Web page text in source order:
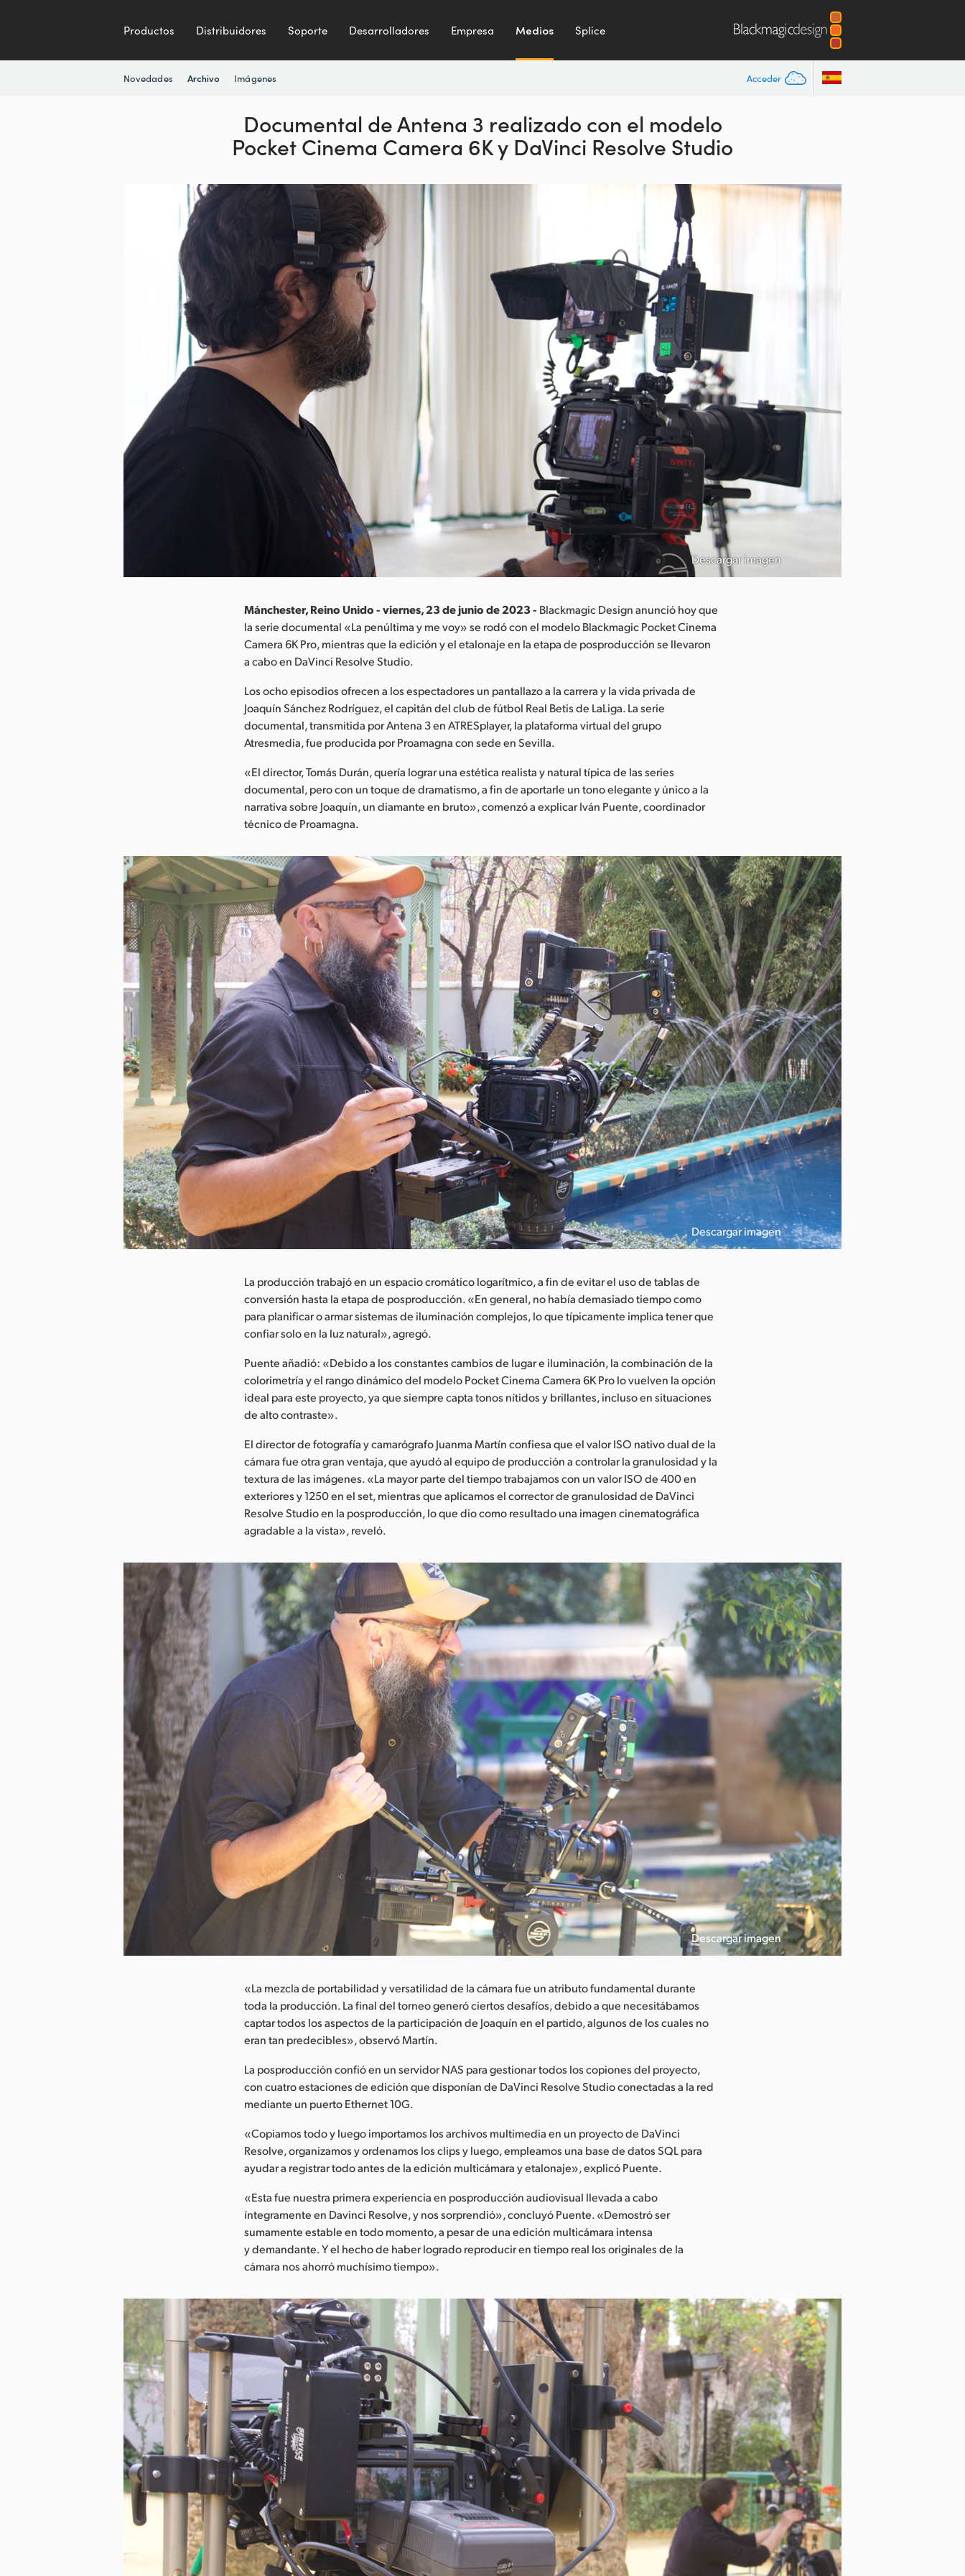
Productos Distribuidores Soporte Desarrolladores Empresa Medios Splice
Acceder
Novedades Archivo Imágenes
Documental deAntena 3 realizado con el modelo
Pocket Cinema Camera 6K y DaVinci Resolve Studio
Descargar imagen
Mánchester, Reino Unido - viernes, 23 de junio de 2023 - Blackmagic Design anunció hoy que
la serie documental «La penúltima y me voy» se rodó con el modelo Blackmagic Pocket Cinema
Camera 6K Pro, mientras que la edición y el etalonaje en la etapa de posproducción se llevaron
a cabo en DaVinci Resolve Studio.
Los ocho episodios ofrecen a los espectadores un pantallazo a la carrera y la vida privada de
Joaquín Sánchez Rodríguez, el capitán del club de fútbol Real Betis de LaLiga. La serie
documental, transmitida por Antena 3 en ATRESplayer, la plataforma virtual del grupo
Atresmedia, fue producida por Proamagna con sede en Sevilla.
«El director, Tomás Durán, quería lograr una estética realista y natural típica de las series
documental, pero con un toque de dramatismo, a fin de aportarle un tono elegante y único a la
narrativa sobre Joaquín, un diamante en bruto», comenzó a explicar Iván Puente, coordinador
técnico de Proamagna.
Descargar imagen
La producción trabajó en un espacio cromático logarítmico, a fin de evitar el uso de tablas de
conversión hasta la etapa de posproducción. «En general, no había demasiado tiempo como
para planificar o armar sistemas de iluminación complejos, lo que típicamente implica tener que
confiar solo en la luz natural», agregó.
Puente añadió: «Debido a los constantes cambios de lugar e iluminación, la combinación de la
colorimetría y el rango dinámico del modelo Pocket Cinema Camera 6K Pro lo vuelven la opción
ideal para este proyecto, ya que siempre capta tonos nítidos y brillantes, incluso en situaciones
de alto contraste».
El director de fotografía y camarógrafo Juanma Martín confiesa que el valor ISO nativo dual de la
cámara fue otra gran ventaja, que ayudó al equipo de producción a controlar la granulosidad y la
textura de las imágenes. «La mayor parte del tiempo trabajamos con un valor ISO de 400 en
exteriores y 1250 en el set, mientras que aplicamos el corrector de granulosidad de DaVinci
Resolve Studio en la posproducción, lo que dio como resultado una imagen cinematográfica
agradable a la vista», reveló.
Descargar imagen
«La mezcla de portabilidad y versatilidad de la cámara fue un atributo fundamental durante
toda la producción. La final del torneo generó ciertos desafíos, debido a que necesitábamos
captar todos los aspectos de la participación de Joaquín en el partido, algunos de los cuales no
eran tan predecibles», observó Martín.
La posproducción confió en un servidor NAS para gestionar todos los copiones del proyecto,
con cuatro estaciones de edición que disponían de DaVinci Resolve Studio conectadas a la red
mediante un puerto Ethernet 10G.
«Copiamos todo y luego importamos los archivos multimedia en un proyecto de DaVinci
Resolve, organizamos y ordenamos los clips y luego, empleamos una base de datos SQL para
ayudar a registrar todo antes de la edición multicámara y etalonaje», explicó Puente.
«Esta fue nuestra primera experiencia en posproducción audiovisual llevada a cabo
íntegramente en Davinci Resolve, y nos sorprendió», concluyó Puente. «Demostró ser
sumamente estable en todo momento, a pesar de una edición multicámara intensa
y demandante. Y el hecho de haber logrado reproducir en tiempo real los originales de la
cámara nos ahorró muchísimo tiempo».